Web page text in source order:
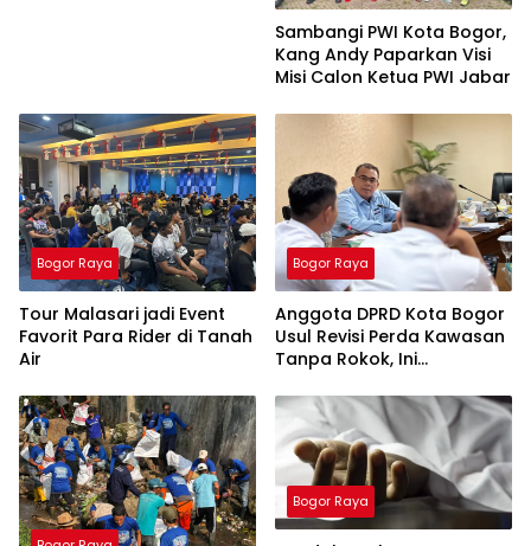
Sambangi PWI Kota Bogor,
Kang Andy Paparkan Visi
Misi Calon Ketua PWI Jabar
Bogor Raya
Tour Malasari jadi Event
Favorit Para Rider di Tanah
Air
Bogor Raya
Anggota DPRD Kota Bogor
Usul Revisi Perda Kawasan
Tanpa Rokok, Ini
Bogor Raya